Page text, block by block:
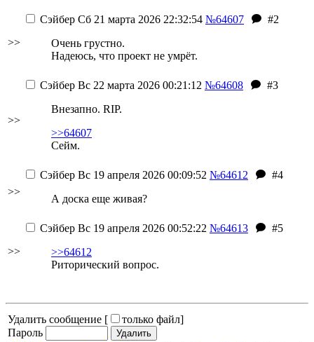
>>
Сэйбер Сб 21 марта 2026 22:32:54 №64607
#2
Очень грустно.
Надеюсь, что проект не умрёт.
>>
Сэйбер Вс 22 марта 2026 00:21:12 №64608
#3
Внезапно. RIP.
>>64607
Сейм.
>>
Сэйбер Вс 19 апреля 2026 00:09:52 №64612
#4
А доска еще живая?
>>
Сэйбер Вс 19 апреля 2026 00:52:22 №64613
#5
>>64612
Риторический вопрос.
Удалить сообщение [ только файл]
Пароль